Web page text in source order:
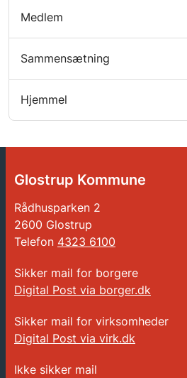
Medlem
Sammensætning
Hjemmel
Glostrup Kommune
Rådhusparken 2
2600 Glostrup
Telefon 4323 6100
Sikker mail for borgere
Digital Post via borger.dk
Sikker mail for virksomheder
Digital Post via virk.dk
Ikke sikker mail